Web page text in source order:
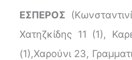
ΕΣΠΕΡΟΣ
Χατηζκίδης 11 (1),
(1),Χαρούνι 23,